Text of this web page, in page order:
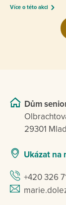
Více o této akci
Dům
29301
Ukázat na
+420 326